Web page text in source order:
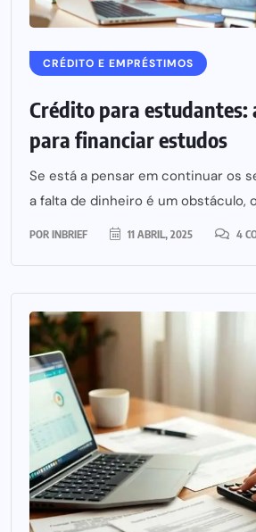
CRÉDITO E EMPRÉSTIMOS
Crédito para
para financiar estudos
Se está a pensar em continuar os
a falta de dinheiro é um obstáculo,
POR INBRIEF 11 ABRIL, 2025 4